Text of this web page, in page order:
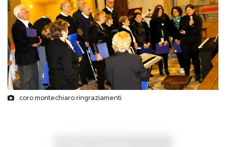
coro montechiaro ringraziamenti